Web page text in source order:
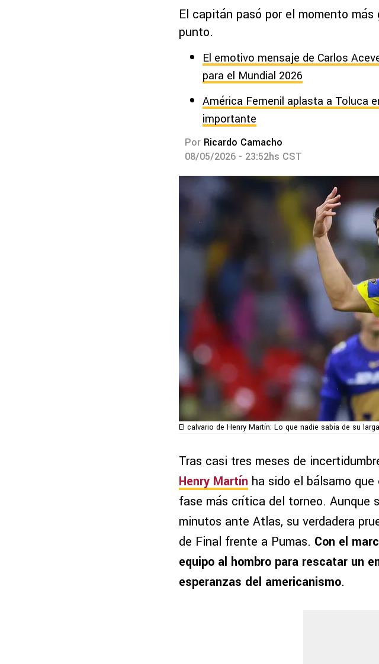
El capitán pasó por el momento
punto.
El emotivo mensaje de Carlos
para el Mundial 2026
América Femenil aplasta a Toluca
importante
Por Ricardo Camacho
08/05/2026 - 23:52hs CST
El calvario de Henry Martín: Lo que nadie sabía de su
Tras casi tres meses de
Henry Martín ha sido el bálsamo
fase más crítica del torneo. Aunque
minutos ante Atlas, su verdadera
de Final frente a Pumas. Con el
equipo al hombro para rescatar un
esperanzas del americanismo.